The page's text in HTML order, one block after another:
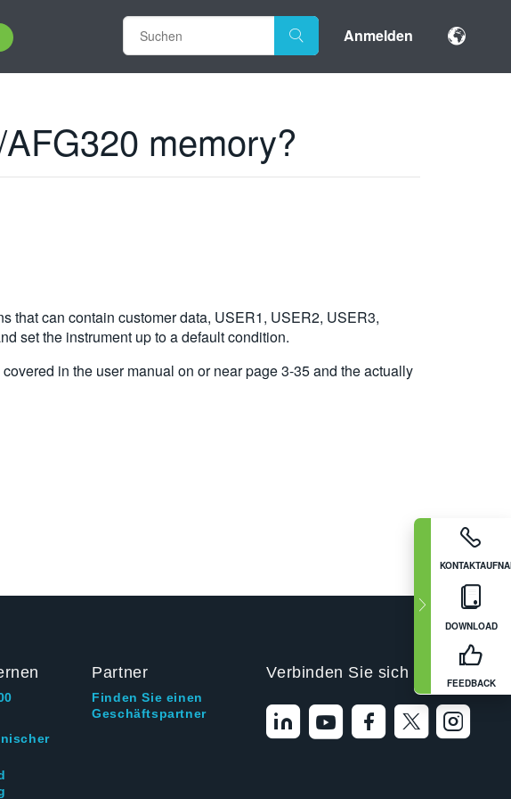
Anmelden
DOWNLOAD
FEEDBACK
memory?
that can contain customer data, USER1, USER2, USER3,
set the instrument up to a default condition.
in the user manual on or near page 3-35 and the actually
Partner
Finden Sie einen
Geschäftspartner
Verbinden Sie sich mit uns